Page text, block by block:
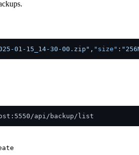
01-15_14-30-00.zip" , "size" :
api/backup/list